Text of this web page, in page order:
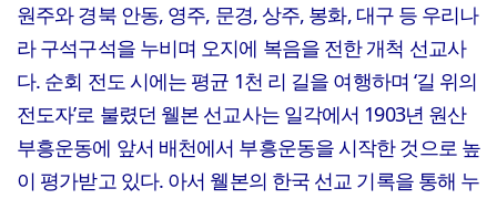
원주와 경북 안동, 영주, 문경, 상주, 봉화, 대구 등 우리나
라 구석구석을 누비며 오지에 복음을 전한 개척 선교사
다. 순회 전도 시에는 평균 1천 리 길을 여행하며 ‘길 위의
전도자’로 불렸던 웰본 선교사는 일각에서 1903년 원산
부흥운동에 앞서 배천에서 부흥운동을 시작한 것으로 높
이 평가받고 있다. 아서 웰본의 한국 선교 기록을 통해 누